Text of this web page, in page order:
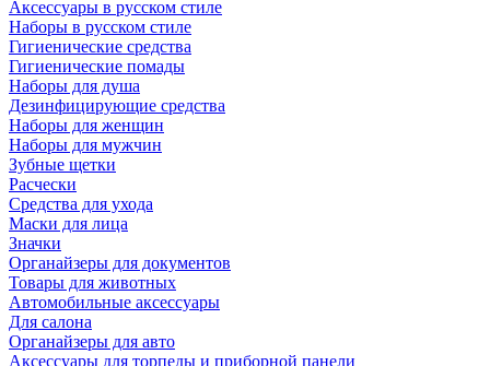
Аксессуары в русском стиле
Наборы в русском стиле
Гигиенические средства
Гигиенические помады
Наборы для душа
Дезинфицирующие средства
Наборы для женщин
Наборы для мужчин
Зубные щетки
Расчески
Средства для ухода
Маски для лица
Значки
Органайзеры для документов
Товары для животных
Автомобильные аксессуары
Для салона
Органайзеры для авто
Аксессуары для торпеды и приборной панели